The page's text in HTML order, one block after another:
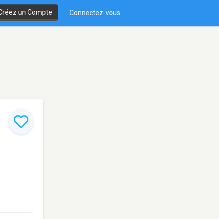
un Compte Connectez-vous